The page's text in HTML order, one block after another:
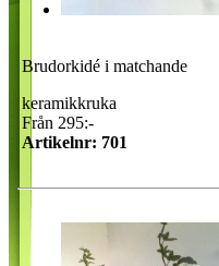
Brudorkidé i matchande
keramikkruka
Från 295:-
Artikelnr: 701